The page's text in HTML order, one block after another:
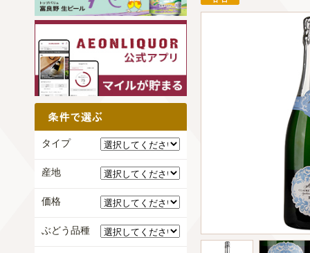
タイプ
産地
価格
ぶどう品種